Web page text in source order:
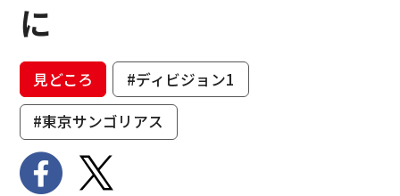
に
見どころ
#ディビジョン1
#東京サンゴリアス